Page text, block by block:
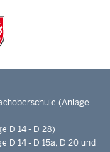
(Anlage
D 14 - D 28)
D 14 - D 15a, D 20 und